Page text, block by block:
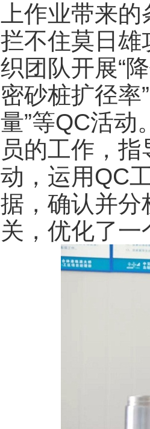
上作业带来
拦不住莫日雄
织团队开展“
密砂桩扩径率
量”等QC活动
员的工作，
动，运用QC
据，确认并分
关，优化了